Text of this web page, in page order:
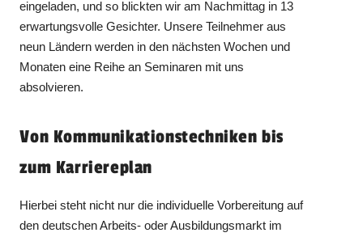
eingeladen, und so blickten wir am Nachmittag in 13
erwartungsvolle Gesichter. Unsere Teilnehmer aus
neun Ländern werden in den nächsten Wochen und
Monaten eine Reihe an Seminaren mit uns
absolvieren.
Von Kommunikationstechniken bis
zum Karriereplan
Hierbei steht nicht nur die individuelle Vorbereitung auf
den deutschen Arbeits- oder Ausbildungsmarkt im